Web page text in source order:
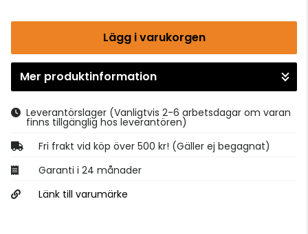
Lägg i varukorgen
Gå till kassan
Mer produktinformation
Leverantörslager (Vanligtvis 2-6 arbetsdagar om varan
finns tillgänglig hos leverantören)
Fri frakt vid köp över 500 kr! (Gäller ej begagnat)
Garanti i 24 månader
Länk till varumärke